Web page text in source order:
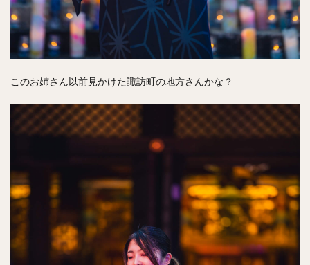
このお姉さん以前見かけた諏訪町の地方さんかな？